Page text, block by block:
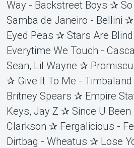
Way - Backstreet Boys ✰
Samba de Janeiro - Bellini
Eyed Peas ✰ Stars Are
Everytime We Touch -
Sean, Lil Wayne ✰
✰ Give It To Me -
Britney Spears ✰ Empire
Keys, Jay Z ✰ Since U Been
Clarkson ✰ Fergalicious -
Dirtbag - Wheatus ✰ Lose